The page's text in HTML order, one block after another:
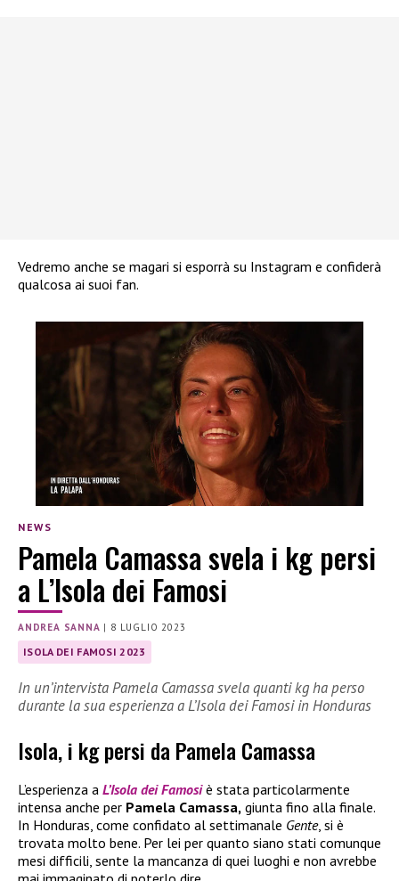
Vedremo anche se magari si esporrà su Instagram e confiderà
qualcosa ai suoi fan.
NEWS
Pamela Camassa svela i kg persi
a L’Isola dei Famosi
ANDREA SANNA | 8 LUGLIO 2023
ISOLA DEI FAMOSI 2023
In un’intervista Pamela Camassa svela quanti kg ha perso
durante la sua esperienza a L’Isola dei Famosi in Honduras
Isola, i kg persi da Pamela Camassa
L’esperienza a L’Isola dei Famosi è stata particolarmente
intensa anche per Pamela Camassa, giunta fino alla finale.
In Honduras, come confidato al settimanale Gente, si è
trovata molto bene. Per lei per quanto siano stati comunque
mesi difficili, sente la mancanza di quei luoghi e non avrebbe